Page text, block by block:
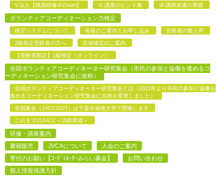
V.法人【職員研修＠Zoom】 Ⅵ.講座のヒント集 Ⅶ.講師派遣の実績
ボランティアコーディネーション力検定
検定システムについて 各級のご案内とお申し込み 合格者の数と声
3級検定受験者の方へ 共催検定のご案内
【受験者限定】1級検定（オンライン）
全国ボランティアコーディネーター研究集会（市民の参加と協働を進めるコ
ーディネーション研究集会に改称）
全国ボランティアコーディネーター研究集会とは（2021年より市民の参加と協働を
進めるコーディネーション研究集会に名称を変更しました）
全国集会（JVCC2027）は千葉＠淑徳大学で開催します
これまでのJVCC＜活動実績＞
研修・講座案内
書籍販売
JVCAについて
入会のご案内
寄付のお願い【ｺｰﾃﾞｨﾈｰﾀｰみらい募金】
お問い合わせ
個人情報保護方針